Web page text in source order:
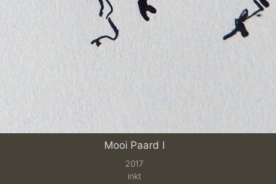
Mooi Paard I
2017
inkt